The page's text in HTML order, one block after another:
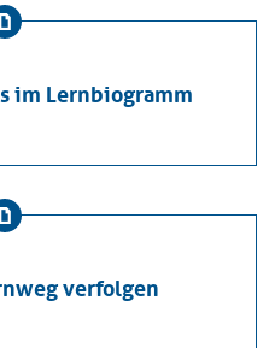
im Lernbiogramm
verfolgen